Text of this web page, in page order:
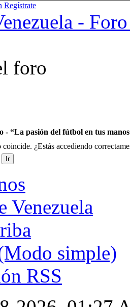
Regístrate
-
foro
- “La pasión del fútbol en tus
¿Estás accediendo
Venezuela
simple)
RSS